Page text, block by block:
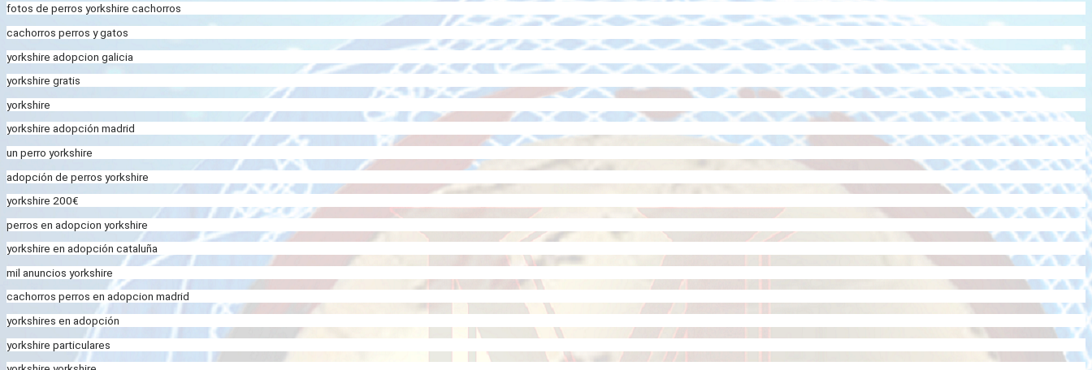
fotos de perros yorkshire cachorros
cachorros perros y gatos
yorkshire adopcion galicia
yorkshire gratis
yorkshire
yorkshire adopción madrid
un perro yorkshire
adopción de perros yorkshire
yorkshire 200€
perros en adopcion yorkshire
yorkshire en adopción cataluña
mil anuncios yorkshire
cachorros perros en adopcion madrid
yorkshires en adopción
yorkshire particulares